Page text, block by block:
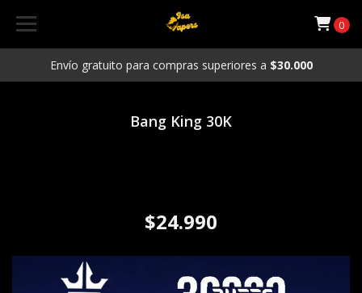
Envío gratuito para compras superiores a $30.000
0
Bang King 30K
$24.990